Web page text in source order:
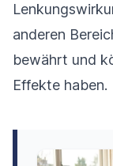
anderen
bewährt und
Effekte haben.